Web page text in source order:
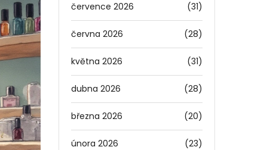
července 2026 (31)
června 2026 (28)
května 2026 (31)
dubna 2026 (28)
března 2026 (20)
února 2026 (23)